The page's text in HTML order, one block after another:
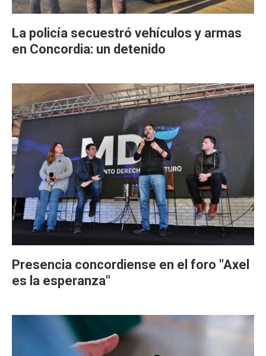
La policía secuestró vehículos y armas
en Concordia: un detenido
Presencia concordiense en el foro "Axel
es la esperanza"